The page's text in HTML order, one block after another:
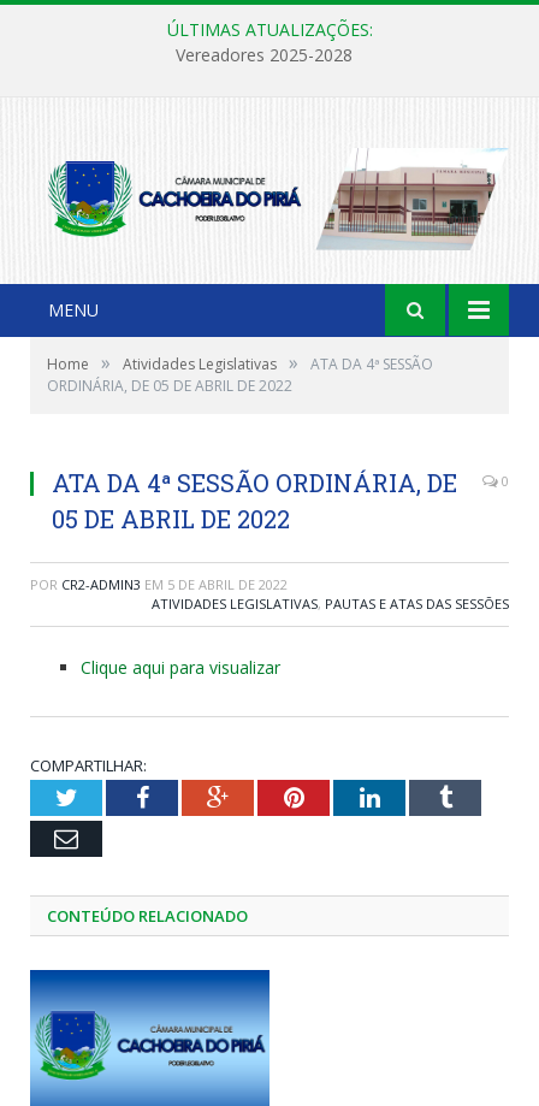
ÚLTIMAS ATUALIZAÇÕES:
Vereadores 2025-2028
MENU
Home » Atividades Legislativas »
ATA DA 4ª SESSÃO
ORDINÁRIA, DE 05 DE ABRIL DE 2022
ATA DA 4ª SESSÃO ORDINÁRIA, DE
05 DE ABRIL DE 2022
0
POR CR2-ADMIN3 EM 5 DE ABRIL DE 2022
ATIVIDADES LEGISLATIVAS, PAUTAS E ATAS DAS SESSÕES
Clique aqui para visualizar
COMPARTILHAR:
TwitterFacebookGoogle+PinterestLinkedInTumblr
Email
CONTEÚDO RELACIONADO